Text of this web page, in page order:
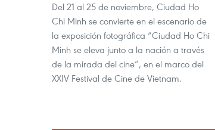
Del 21 al 25 de noviembre, Ciudad Ho
Chi Minh se convierte en el escenario de
la exposición fotográfica “Ciudad Ho Chi
Minh se eleva junto a la nación a través
de la mirada del cine”, en el marco del
XXIV Festival de Cine de Vietnam.